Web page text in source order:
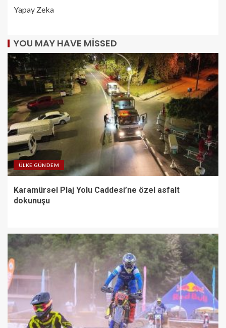
Yapay Zeka
YOU MAY HAVE MISSED
ÜLKE GÜNDEM
Karamürsel Plaj Yolu Caddesi’ne özel asfalt
dokunuşu